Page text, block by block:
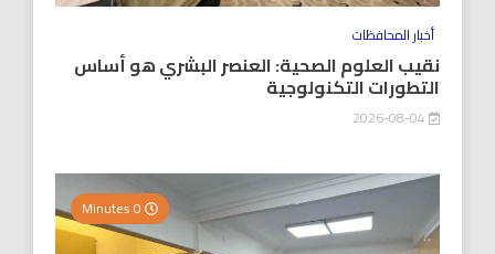
أخبار المحافظات
نقيب العلوم الصحية: العنصر البشري هو أساس
التطورات التكنولوجية